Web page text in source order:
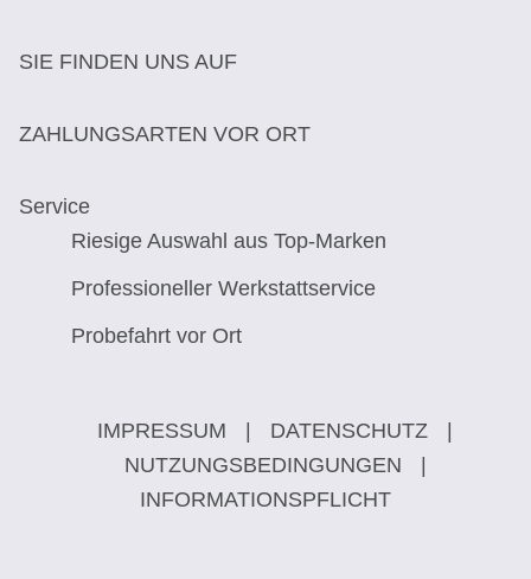
SIE FINDEN UNS AUF
ZAHLUNGSARTEN VOR ORT
Service
Riesige Auswahl aus Top-Marken
Professioneller Werkstattservice
Probefahrt vor Ort
IMPRESSUM DATENSCHUTZ
NUTZUNGSBEDINGUNGEN
INFORMATIONSPFLICHT